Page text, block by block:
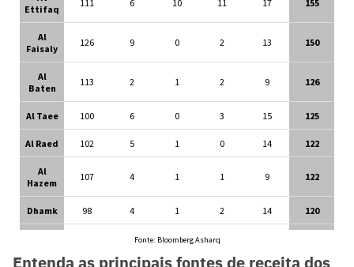
Entenda as principais fontes de receita dos